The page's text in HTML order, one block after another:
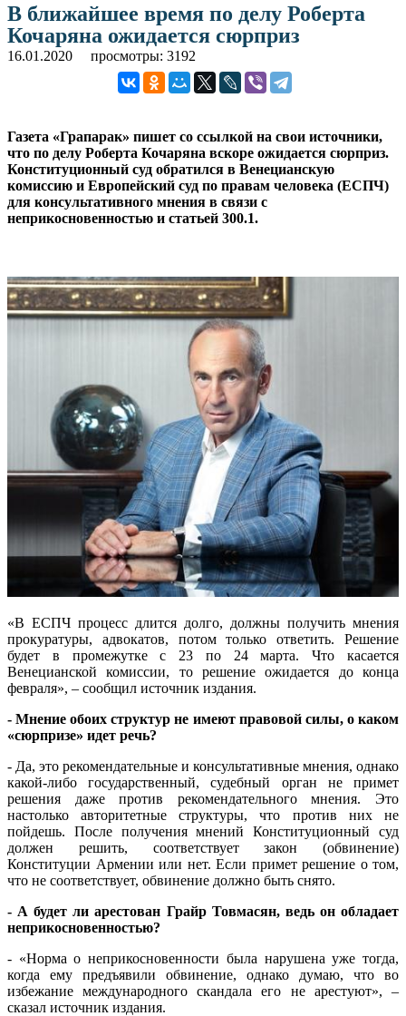
В ближайшее время по делу Роберта
Кочаряна ожидается сюрприз
16.01.2020 просмотры: 3192
Газета «Грапарак» пишет со ссылкой на свои источники,
что по делу Роберта Кочаряна вскоре ожидается сюрприз.
Конституционный суд обратился в Венецианскую
комиссию и Европейский суд по правам человека (ЕСПЧ)
для консультативного мнения в связи с
неприкосновенностью и статьей 300.1.
«В ЕСПЧ процесс длится долго, должны получить мнения
прокуратуры, адвокатов, потом только ответить. Решение
будет в промежутке с 23 по 24 марта. Что касается
Венецианской комиссии, то решение ожидается до конца
февраля», – сообщил источник издания.
- Мнение обоих структур не имеют правовой силы, о каком
«сюрпризе» идет речь?
- Да, это рекомендательные и консультативные мнения, однако
какой-либо государственный, судебный орган не примет
решения даже против рекомендательного мнения. Это
настолько авторитетные структуры, что против них не
пойдешь. После получения мнений Конституционный суд
должен решить, соответствует закон (обвинение)
Конституции Армении или нет. Если примет решение о том,
что не соответствует, обвинение должно быть снято.
- А будет ли арестован Грайр Товмасян, ведь он обладает
неприкосновенностью?
- «Норма о неприкосновенности была нарушена уже тогда,
когда ему предъявили обвинение, однако думаю, что во
избежание международного скандала его не арестуют», –
сказал источник издания.